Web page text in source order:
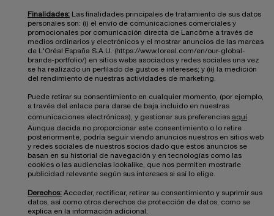
Finalidades: Las finalidades principales de tratamiento de sus datos
personales son: (i) el envío de comunicaciones comerciales y
promocionales por comunicación directa de Lancôme a través de
medios ordinarios y electrónicos y el mostrar anuncios de las marcas
de L'Oréal España S.A.U. (https://www.loreal.com/en/our-global-
brands-portfolio/) en sitios webs asociados y redes sociales una vez
se ha realizado un perfilado de gustos e intereses; y (ii) la medición
del rendimiento de nuestras actividades de marketing.
Puede retirar su consentimiento en cualquier momento, (por ejemplo,
a través del enlace para darse de baja incluido en nuestras
comunicaciones electrónicas), y gestionar sus preferencias aquí.
Aunque decida no proporcionar este consentimiento o lo retire
posteriormente, podría seguir viendo anuncios nuestros en sitios web
y redes sociales de nuestros socios dado que estos anuncios se
basan en su historial de navegación y en tecnologías como las
cookies o las audiencias lookalike, que nos permiten mostrarle
publicidad relevante según sus intereses si así lo elige.
Derechos: Acceder, rectificar, retirar su consentimiento y suprimir sus
datos, así como otros derechos de protección de datos, como se
explica en la información adicional.